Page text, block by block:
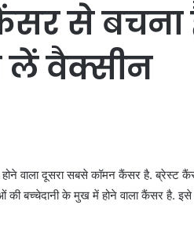
से बचना
लें वैक्सीन
वाला दूसरा सबसे कॉमन कैंसर है. ब्रेस्ट
बच्चेदानी के मुख में होने वाला कैंसर है.